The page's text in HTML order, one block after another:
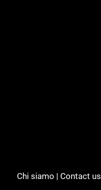
Chi siamo | Contact us